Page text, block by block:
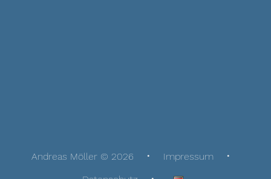
Andreas Möller © 2026
Impressum